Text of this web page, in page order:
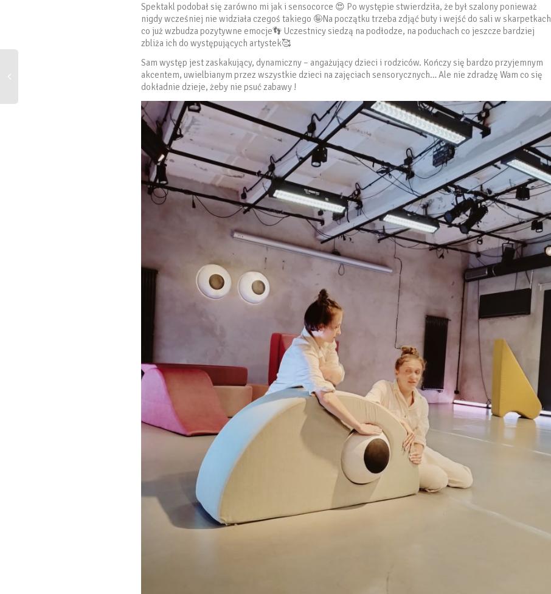
Spektakl podobał się zarówno mi jak i sensocorce 😍 Po występie stwierdziła, że był szalony ponieważ
nigdy wcześniej nie widziała czegoś takiego 🤪Na początku trzeba zdjąć buty i wejść do sali w skarpetkach
co już wzbudza pozytywne emocje👣 Uczestnicy siedzą na podłodze, na poduchach co jeszcze bardziej
zbliża ich do występujących artystek🥰
Sam występ jest zaskakujący, dynamiczny – angażujący dzieci i rodziców. Kończy się bardzo przyjemnym
akcentem, uwielbianym przez wszystkie dzieci na zajęciach sensorycznych… Ale nie zdradzę Wam co się
dokładnie dzieje, żeby nie psuć zabawy !